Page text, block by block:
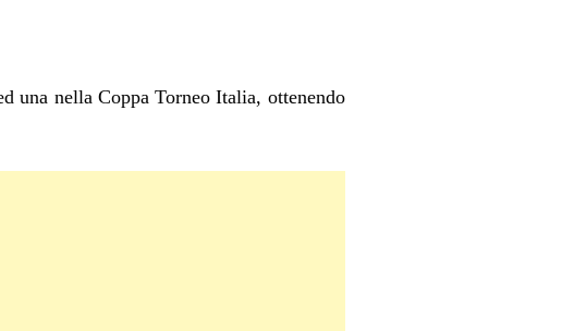
una nella Coppa Torneo Italia, ottenendo